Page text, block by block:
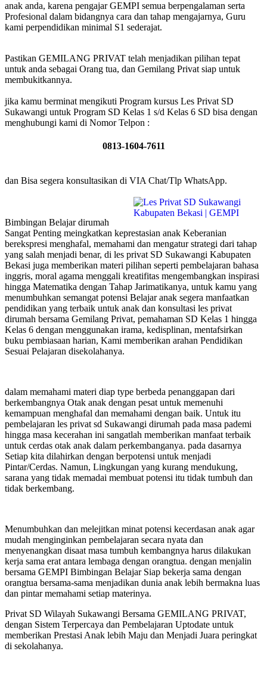
anak anda, karena pengajar GEMPI semua berpengalaman serta
Profesional dalam bidangnya cara dan tahap mengajarnya, Guru
kami perpendidikan minimal S1 sederajat.
Pastikan GEMILANG PRIVAT telah menjadikan pilihan tepat
untuk anda sebagai Orang tua, dan Gemilang Privat siap untuk
membukitkannya.
jika kamu berminat mengikuti Program kursus Les Privat SD
Sukawangi untuk Program SD Kelas 1 s/d Kelas 6 SD bisa dengan
menghubungi kami di Nomor Telpon :
0813-1604-7611
dan Bisa segera konsultasikan di VIA Chat/Tlp WhatsApp.
Bimbingan Belajar dirumah
Sangat Penting meingkatkan keprestasian anak Keberanian
berekspresi menghafal, memahami dan mengatur strategi dari tahap
yang salah menjadi benar, di les privat SD Sukawangi Kabupaten
Bekasi juga memberikan materi pilihan seperti pembelajaran bahasa
inggris, moral agama menggali kreatifitas mengembangkan inspirasi
hingga Matematika dengan Tahap Jarimatikanya, untuk kamu yang
menumbuhkan semangat potensi Belajar anak segera manfaatkan
pendidikan yang terbaik untuk anak dan konsultasi les privat
dirumah bersama Gemilang Privat, pemahaman SD Kelas 1 hingga
Kelas 6 dengan menggunakan irama, kedisplinan, mentafsirkan
buku pembiasaan harian, Kami memberikan arahan Pendidikan
Sesuai Pelajaran disekolahanya.
dalam memahami materi diap type berbeda penanggapan dari
berkembangnya Otak anak dengan pesat untuk memenuhi
kemampuan menghafal dan memahami dengan baik. Untuk itu
pembelajaran les privat sd Sukawangi dirumah pada masa pademi
hingga masa kecerahan ini sangatlah memberikan manfaat terbaik
untuk cerdas otak anak dalam perkembanganya. pada dasarnya
Setiap kita dilahirkan dengan berpotensi untuk menjadi
Pintar/Cerdas. Namun, Lingkungan yang kurang mendukung,
sarana yang tidak memadai membuat potensi itu tidak tumbuh dan
tidak berkembang.
Menumbuhkan dan melejitkan minat potensi kecerdasan anak agar
mudah menginginkan pembelajaran secara nyata dan
menyenangkan disaat masa tumbuh kembangnya harus dilakukan
kerja sama erat antara lembaga dengan orangtua. dengan menjalin
bersama GEMPI Bimbingan Belajar Siap bekerja sama dengan
orangtua bersama-sama menjadikan dunia anak lebih bermakna luas
dan pintar memahami setiap materinya.
Privat SD Wilayah Sukawangi Bersama GEMILANG PRIVAT,
dengan Sistem Terpercaya dan Pembelajaran Uptodate untuk
memberikan Prestasi Anak lebih Maju dan Menjadi Juara peringkat
di sekolahanya.